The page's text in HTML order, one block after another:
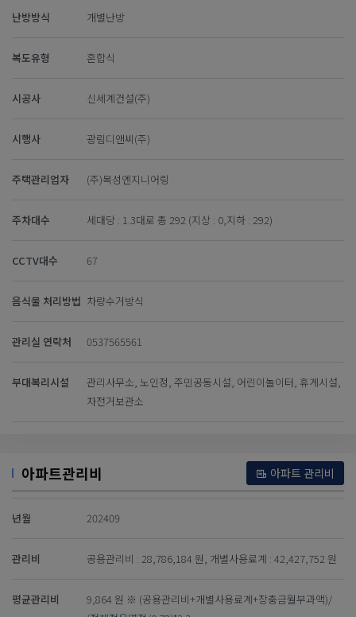
난방방식 개별난방
복도유형 혼합식
시공사 신세계건설(주)
시행사 광림디앤씨(주)
주택관리업자 (주)목성엔지니어링
주차대수 세대당 : 1.3대로 총 292 (지상 : 0,지하 : 292)
CCTV대수 67
음식물 처리방법 차량수거방식
관리실 연락처 0537565561
부대복리시설
관리사무소, 노인정, 주민공동시설, 어린이놀이터, 휴게시설,
자전거보관소
아파트관리비 아파트 관리비
년월 202409
관리비 공용관리비 : 28,786,184 원, 개별사용료계 : 42,427,752 원
평균관리비
9,864 원 ※ (공용관리비+개별사용료계+장충금월부과액)/